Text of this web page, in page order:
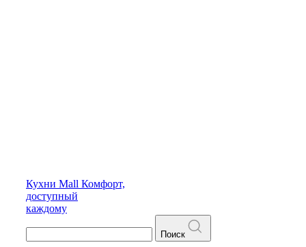
Кухни Mall Комфорт,
доступный
каждому
Поиск